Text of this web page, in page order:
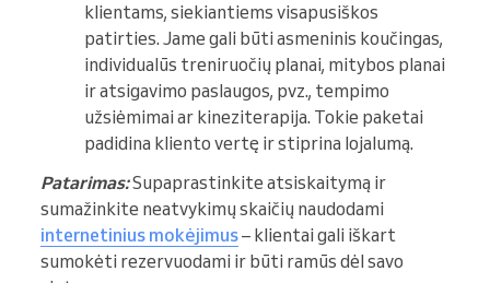
klientams, siekiantiems visapusiškos
patirties. Jame gali būti asmeninis koučingas,
individualūs treniruočių planai, mitybos planai
ir atsigavimo paslaugos, pvz., tempimo
užsiėmimai ar kineziterapija. Tokie paketai
padidina kliento vertę ir stiprina lojalumą.
Patarimas:Supaprastinkite atsiskaitymą ir
sumažinkite neatvykimų skaičių naudodami
internetinius mokėjimus– klientai gali iškart
sumokėti rezervuodami ir būti ramūs dėl savo